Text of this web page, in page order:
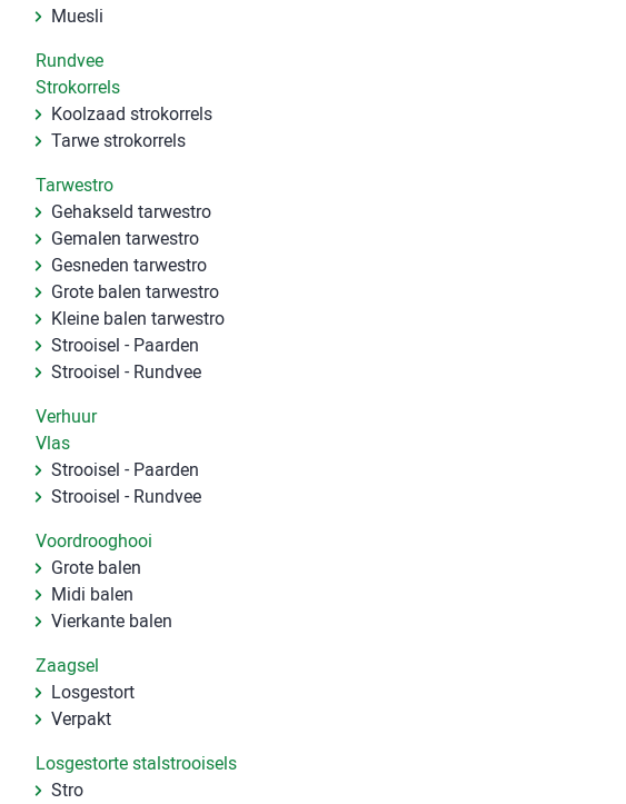
Muesli
Rundvee
Strokorrels
Koolzaad strokorrels
Tarwe strokorrels
Tarwestro
Gehakseld tarwestro
Gemalen tarwestro
Gesneden tarwestro
Grote balen tarwestro
Kleine balen tarwestro
Strooisel - Paarden
Strooisel - Rundvee
Verhuur
Vlas
Strooisel - Paarden
Strooisel - Rundvee
Voordrooghooi
Grote balen
Midi balen
Vierkante balen
Zaagsel
Losgestort
Verpakt
Losgestorte stalstrooisels
Stro